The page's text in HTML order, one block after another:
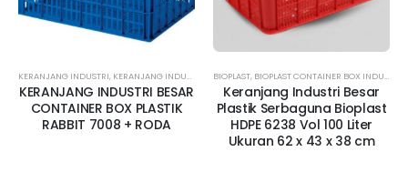
KERANJANG INDUSTRI, KERANJANG INDUSTRI AMBON ,KERANJANG INDUSTRI BESAR
KERANJANG INDUSTRI BESAR
CONTAINER BOX PLASTIK
RABBIT 7008 + RODA
BIOPLAST, BIOPLAST CONTAINER BOX INDUSTRI
Keranjang Industri Besar
Plastik Serbaguna Bioplast
HDPE 6238 Vol 100 Liter
Ukuran 62 x 43 x 38 cm